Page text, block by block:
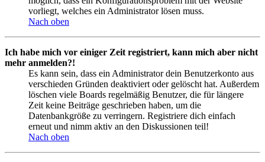
vorliegt, welches ein Administrator lösen muss.
Nach oben
Ich habe mich vor einiger Zeit registriert, kann mich aber nicht
mehr anmelden?!
Es kann sein, dass ein Administrator dein Benutzerkonto aus
verschieden Gründen deaktiviert oder gelöscht hat. Außerdem
löschen viele Boards regelmäßig Benutzer, die für längere
Zeit keine Beiträge geschrieben haben, um die
Datenbankgröße zu verringern. Registriere dich einfach
erneut und nimm aktiv an den Diskussionen teil!
Nach oben